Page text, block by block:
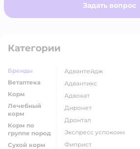
Задать вопрос
Категории
Бренды
Ветаптека
Корм
Лечебный
корм
Корм по
группе пород
Сухой корм
адвантейдж
адвантикс
адвокат
диронет
дронтал
экспресс успокоин
фиприст